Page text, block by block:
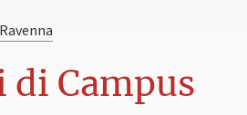
di Campus